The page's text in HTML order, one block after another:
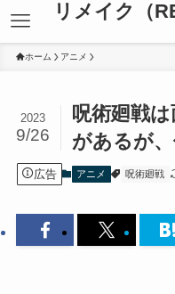
リメイク（
ホーム アニメ
呪術廻戦
があるが
2023
9/26
広告 アニメ 呪術廻戦